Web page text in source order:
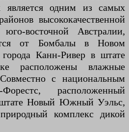
является одним из самых
высококачественной
восточной Австралии,
от Бомбалы в Новом
Канн-Ривер в штате
расположены влажные
с национальным
расположенный
штате Новый Южный Уэльс,
комплекс дикой